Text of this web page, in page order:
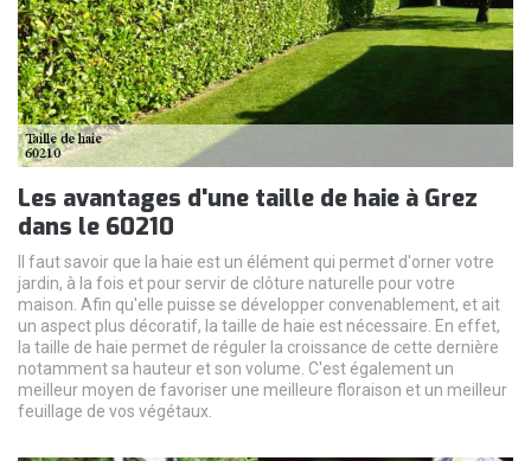
Les avantages d'une taille de haie à Grez
dans le 60210
Il faut savoir que la haie est un élément qui permet d'orner votre
jardin, à la fois et pour servir de clôture naturelle pour votre
maison. Afin qu'elle puisse se développer convenablement, et ait
un aspect plus décoratif, la taille de haie est nécessaire. En effet,
la taille de haie permet de réguler la croissance de cette dernière
notamment sa hauteur et son volume. C'est également un
meilleur moyen de favoriser une meilleure floraison et un meilleur
feuillage de vos végétaux.